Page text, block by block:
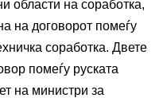
области на соработка,
на договорот помеѓу
соработка. Двете
помеѓу руската
на министри за